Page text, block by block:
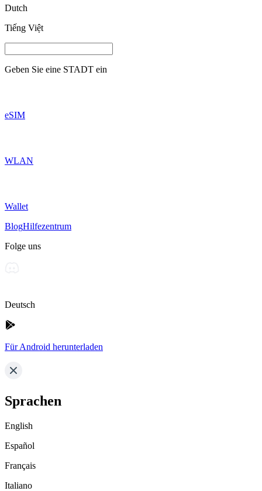
Dutch
Tiếng Việt
Geben Sie eine STADT ein
eSIM
WLAN
Wallet
BlogHilfezentrum
Folge uns
Deutsch
Für Android herunterladen
Sprachen
English
Español
Français
Italiano